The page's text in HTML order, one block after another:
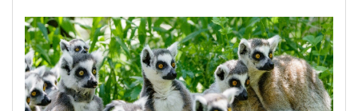
Next